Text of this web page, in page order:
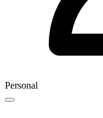
Personal